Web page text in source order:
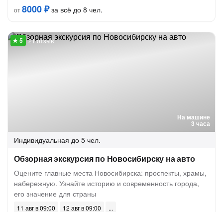
от8000 ₽за всё до 8 чел.
На машине
3 часа
21 отзыв
Индивидуальная до 5 чел.
Обзорная экскурсия по Новосибирску на авто
Оцените главные места Новосибирска: проспекты, храмы,
набережную. Узнайте историю и современность города,
его значение для страны
11 авг в 09:00 12 авг в 09:00